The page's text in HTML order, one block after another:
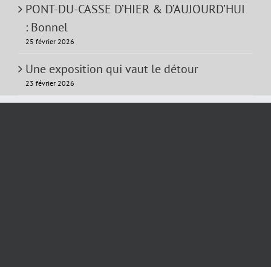
PONT-DU-CASSE D’HIER & D’AUJOURD’HUI
: Bonnel
25 février 2026
Une exposition qui vaut le détour
23 février 2026